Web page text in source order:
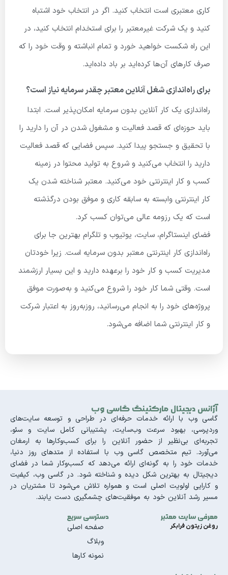
کاری معتبری است انتخاب کنید. اگر در انتخاب خود اشتباه
کنید و یک شرکت غیرمعتبر را برای استخدام انتخاب کنید، در
این راه شکست خواهید خورد و تمام انباشته و وقت خود را که
صرف کارهای آن‌ها کرده‌اید بر باد داده‌اید.
برای راه‌اندازی شغل آنلاین معتبر چقدر سرمایه نیاز است؟
راه‌اندازی یک کار آنلاین بدون سرمایه امکان‌پذیر است. ابتدا
باید حوزه‌ای که قصد فعالیت و مشغول شدن در آن را دارید را
با تحقیق و جستجو پیدا کنید. سپس فضایی که قصد فعالیت
دارید را انتخاب می‌کنید و شروع به تولید محتوا در زمینه
کسب و کار اینترنتی خود می‌کنید. معتبر شناخته شدن یک
کار اینترنتی وابسته به سابقه کاری و موفق بودن درگذشته
است که یک رزومه عالی می‌توان کسب کرد.
فضای اینستاگرام، سایت، یوتیوب و تلگرام بهترین جا برای
راه‌اندازی کار اینترنتی معتبر بدون سرمایه است. زیرا خودتان
مدیریت کسب و کار خود را برعهده دارید و این بسیار ارزشمند
است. وقتی شما کار خود را شروع می‌کنید و به‌صورت موفق
پروژه‌های خود را به انجام می‌رسانید، روزبه‌روز به اعتبار شرکت
و کار اینترنتی شما اضافه می‌شود.
آژانس دیجیتال مارکتینگ گاسی وب
گاسی وب با ارائه خدمات حرفه‌ای در طراحی و توسعه سایت‌های
وردپرسی، بهبود سرعت وب‌سایت، پشتیبانی کامل سایت و سئو،
تجربه‌ای بی‌نظیر از حضور آنلاین را برای کسب‌وکارها به ارمغان
می‌آورد. تیم متخصص گاسی وب با استفاده از متدهای روز دنیا،
خدمات خود را به گونه‌ای ارائه می‌دهد که کسب‌وکار شما در فضای
دیجیتال به بهترین شکل دیده و شناخته شود. در گاسی وب، کیفیت
و کارایی اولویت اصلی است و همواره تلاش می‌شود تا مشتریان در
مسیر رشد آنلاین خود به موفقیت‌های چشمگیری دست یابند.
معرفی سایت معتبر
روغن زیتون فرابکر
دسترسی سریع
صفحه اصلی
وبلاگ
نمونه کارها